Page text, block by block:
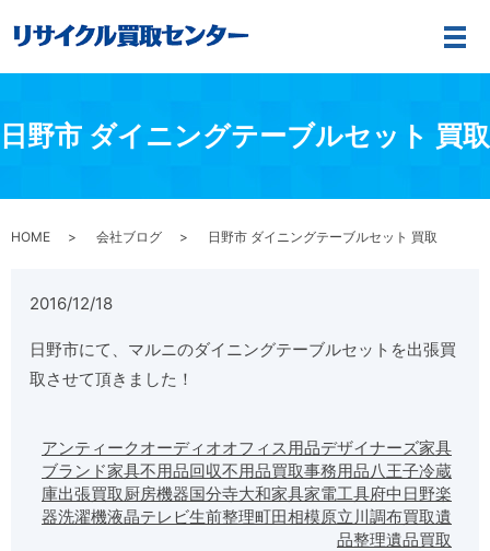
メ
日野市 ダイニングテーブルセット 買取
HOME 会社ブログ 日野市 ダイニングテーブルセット 買取
2016/12/18
日野市にて、マルニのダイニングテーブルセットを出張買
取させて頂きました！
アンティークオーディオオフィス用品デザイナーズ家具
ブランド家具不用品回収不用品買取事務用品八王子冷蔵
庫出張買取 厨房機器国分寺大和家具家電工具府中 日野楽
器洗濯機液晶テレビ生前整理町田相模原立川調布買取遺
品整理遺品買取